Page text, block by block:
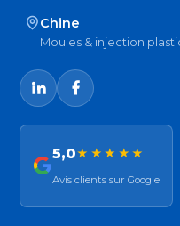
Chine
Moules & injection
5,0★★★★★
Avis clients sur Google